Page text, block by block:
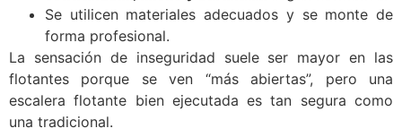
Se utilicen materiales adecuados y se monte de
forma profesional.
La sensación de inseguridad suele ser mayor en las
flotantes porque se ven “más abiertas”, pero una
escalera flotante bien ejecutada es tan segura como
una tradicional.